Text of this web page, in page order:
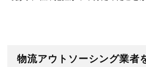
物流アウトソーシング業者